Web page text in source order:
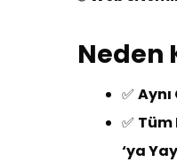
Neden
✅
✅ Tüm
‘ya